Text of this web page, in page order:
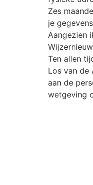
Zes
je
Aangezien
Ten allen
Los van de
aan de
wetgeving